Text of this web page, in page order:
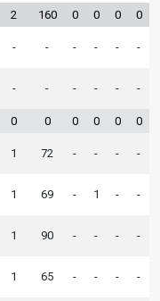
2 160 0 0 0
0
- - - - - -
- - - - - -
0 0 0 0 0 0
1 72 - - - -
1 69 - 1 - -
1 90 - - - -
1 65 - - - -